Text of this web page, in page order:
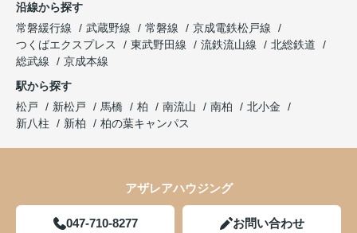
沿線から探す
常磐緩行線
武蔵野線 常磐線
京成電鉄松戸線
つくばエクスプレス
東武野田線 流鉄流山線
北総鉄道
総武線
京成本線
駅から探す
松戸
新松戸 馬橋 柏 南流山 南柏
北小金
新八柱
新柏 柏の葉キャンパス
アザレアハウジング
047-710-8277 お問い合わせ